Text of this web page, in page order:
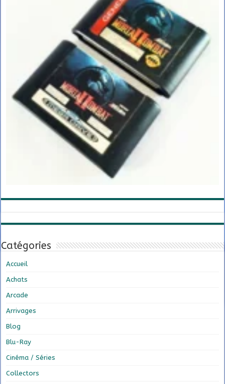
Catégories
Accueil
Achats
Arcade
Arrivages
Blog
Blu-Ray
Cinéma / Séries
Collectors